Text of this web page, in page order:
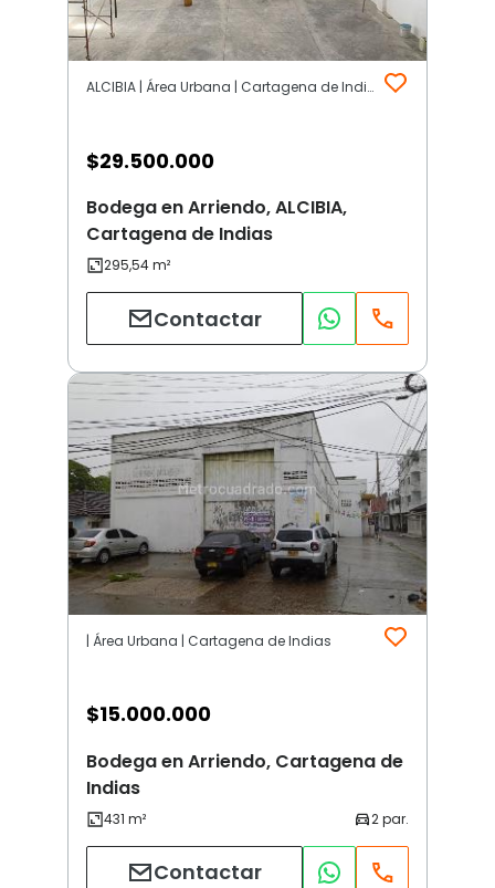
ALCIBIA | Área Urbana | Cartagena de Indias
$29.500.000
Bodega en Arriendo, ALCIBIA,
Cartagena de Indias
Contactar
| Área Urbana | Cartagena de Indias
$15.000.000
Bodega en Arriendo, Cartagena de
Indias
Contactar